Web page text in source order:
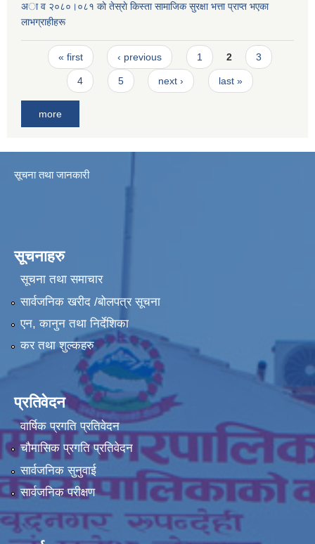
अा व २०८०।०८१ काे तेस्राे किस्ता सामाजिक सुरक्षा भत्ता प्राप्त भएका
लाभग्राहीहरू
Pages
« first ‹ previous 1 2 3
4 5 next › last »
more
सूचना तथा जानकारी
सूचनाहरु
सूचना तथा समाचार
सार्वजनिक खरीद /बोलपत्र सूचना
एन, कानुन तथा निर्देशिका
कर तथा शुल्कहरु
प्रतिवेदन
वार्षिक प्रगति प्रतिवेदन
चौमासिक प्रगति प्रतिवेदन
सार्वजनिक सुनुवाई
सार्वजनिक परीक्षण